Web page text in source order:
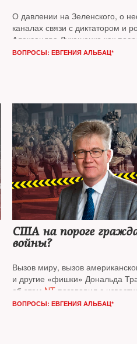
О давлении на Зеленского, о
каналах связи с диктатором и
Александра Лукашенко как
между Кремлем и Белым домом
ВОПРОСЫ: ЕВГЕНИЯ АЛЬБАЦ*
США на пороге
войны?
Вызов миру, вызов
и другие «фишки» Дональда
об этом NT поговорил с
историком-американистом,
ВОПРОСЫ: ЕВГЕНИЯ АЛЬБАЦ*